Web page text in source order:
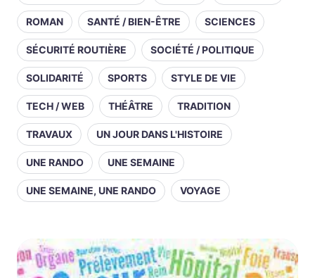
ROMAN SANTÉ / BIEN-ÊTRE SCIENCES
SÉCURITÉ ROUTIÈRE SOCIÉTÉ / POLITIQUE
SOLIDARITÉ SPORTS STYLE DE VIE
TECH / WEB THÉÂTRE TRADITION
TRAVAUX UN JOUR DANS L'HISTOIRE
UNE RANDO UNE SEMAINE
UNE SEMAINE, UNE RANDO VOYAGE